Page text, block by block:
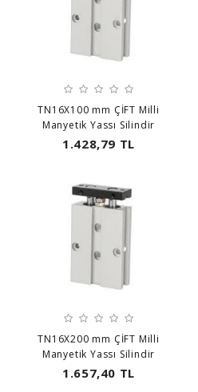
TN16X100 mm ÇİFT Milli
Manyetik Yassı Silindir
1.428,79 TL
TN16X200 mm ÇİFT Milli
Manyetik Yassı Silindir
1.657,40 TL